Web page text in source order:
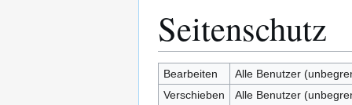
Seitenschutz
Bearbeiten
Alle Benutzer
Verschieben
Alle Benutzer